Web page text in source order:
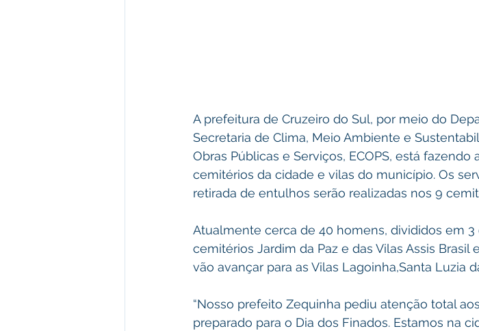
A prefeitura de Cruzeiro do Sul, por meio do
Secretaria de Clima, Meio Ambiente e
Obras Públicas e Serviços, ECOPS, está
cemitérios da cidade e vilas do município. Os
retirada de entulhos serão realizadas nos 9
Atualmente cerca de 40 homens, divididos em
cemitérios Jardim da Paz e das Vilas Assis Brasil
vão avançar para as Vilas Lagoinha,Santa Luzia
“Nosso prefeito Zequinha pediu atenção total
preparado para o Dia dos Finados. Estamos na